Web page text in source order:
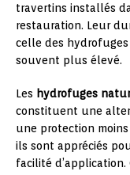
travertins installés
restauration. Leur
celle des
souvent plus élevé.
Les hydrofuges
constituent une
une protection
ils sont appréciés
facilité